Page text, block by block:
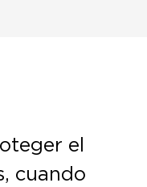
el
cuando